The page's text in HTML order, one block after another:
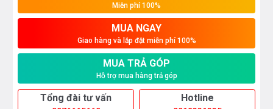
Miễn phí 100%
MUA NGAY
Giao hàng và lắp đặt miễn phí 100%
MUA TRẢ GÓP
Hỗ trợ mua hàng trả góp
Tổng đài tư vấn Hotline